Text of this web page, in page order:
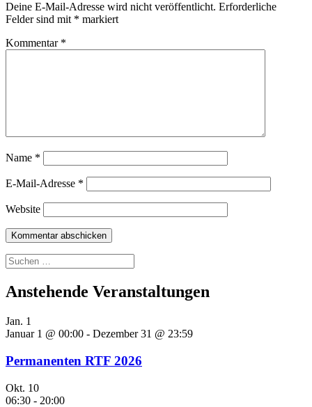
Deine E-Mail-Adresse wird nicht veröffentlicht. Erforderliche
Felder sind mit * markiert
Kommentar *
Name *
E-Mail-Adresse *
Website
Suchen
nach:
Anstehende Veranstaltungen
Jan. 1
Januar 1 @ 00:00 - Dezember 31 @ 23:59
Permanenten RTF 2026
Okt. 10
06:30 - 20:00